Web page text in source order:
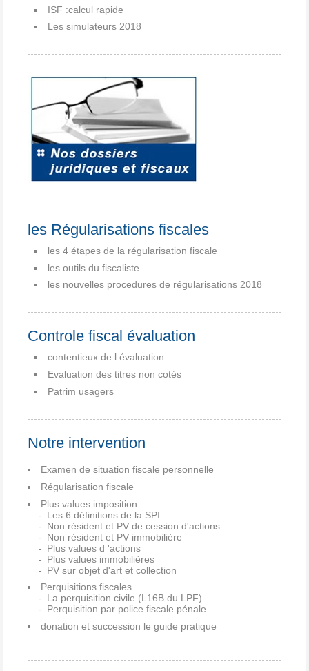
ISF :calcul rapide
Les simulateurs 2018
les Régularisations fiscales
les 4 étapes de la régularisation fiscale
les outils du fiscaliste
les nouvelles procedures de régularisations 2018
Controle fiscal évaluation
contentieux de l évaluation
Evaluation des titres non cotés
Patrim usagers
Notre intervention
Examen de situation fiscale personnelle
Régularisation fiscale
Plus values imposition
Les 6 définitions de la SPI
Non résident et PV de cession d'actions
Non résident et PV immobilière
Plus values d 'actions
Plus values immobilières
PV sur objet d'art et collection
Perquisitions fiscales
La perquisition civile (L16B du LPF)
Perquisition par police fiscale pénale
donation et succession le guide pratique